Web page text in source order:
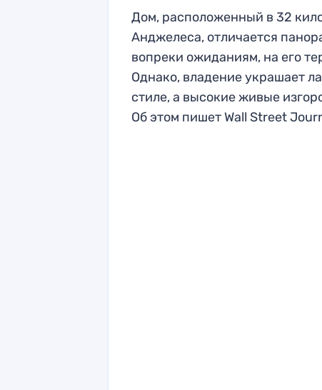
Дом, расположенный в 32
Анджелеса, отличается
вопреки ожиданиям, на его
Однако, владение украшает
стиле, а высокие живые
Об этом пишет Wall Street